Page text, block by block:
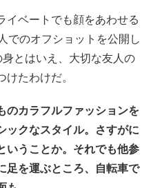
ベートでも顔をあわせる
でのオフショットを公開し
身とはいえ、大切な友人の
たわけだ。
のカラフルファッションを
ックなスタイル。さすがに
いうことか。それでも他参
足を運ぶところ、自転車で